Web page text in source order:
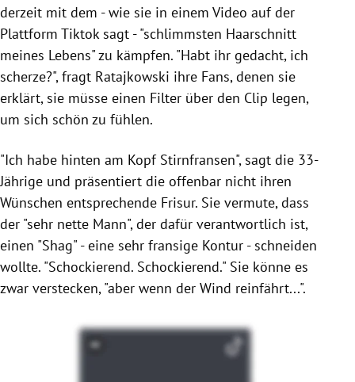
derzeit mit dem - wie sie in einem Video auf der
Plattform Tiktok sagt - "schlimmsten Haarschnitt
meines Lebens" zu kämpfen. "Habt ihr gedacht, ich
scherze?", fragt Ratajkowski ihre Fans, denen sie
erklärt, sie müsse einen Filter über den Clip legen,
um sich schön zu fühlen.
"Ich habe hinten am Kopf Stirnfransen", sagt die 33-
Jährige und präsentiert die offenbar nicht ihren
Wünschen entsprechende Frisur. Sie vermute, dass
der "sehr nette Mann", der dafür verantwortlich ist,
einen "Shag" - eine sehr fransige Kontur - schneiden
wollte. "Schockierend. Schockierend." Sie könne es
zwar verstecken, "aber wenn der Wind reinfährt...".